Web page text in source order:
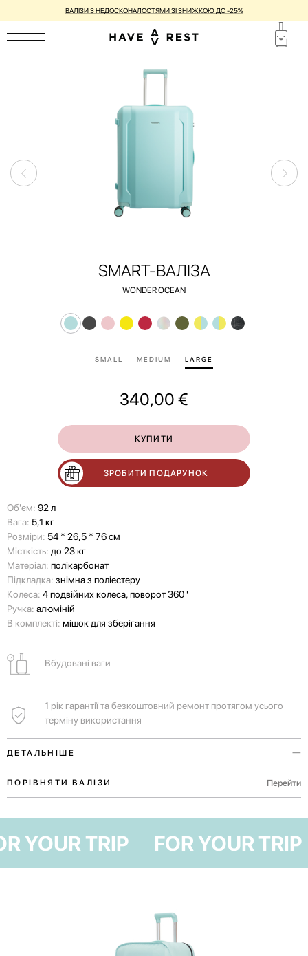
ВАЛІЗИ З НЕДОСКОНАЛОСТЯМИ ЗІ ЗНИЖКОЮ ДО -25%
SMART-ВАЛІЗА
WONDER OCEAN
SMALL MEDIUM LARGE
340,00 €
КУПИТИ
ЗРОБИТИ ПОДАРУНОК
Об'єм: 92 л
Вага: 5,1 кг
Розміри: 54 * 26,5 * 76 см
Місткість: до 23 кг
Матеріал: полікарбонат
Підкладка: знімна з поліестеру
Колеса: 4 подвійних колеса, поворот 360 '
Ручка: алюміній
В комплекті: мішок для зберігання
Вбудовані ваги
1 рік гарантії та безкоштовний ремонт протягом усього
терміну використання
ДЕТАЛЬНІШЕ
Ви можете дізнатися вагу вашої валізи ще до прибуття в аеропорт і
не переплачувати за зайву вагу.
транспортування як у вертикальному, так і в горизонтальному
положенні.
ПОРІВНЯТИ ВАЛІЗИ Перейти
YOUR TRIP FOR YOUR